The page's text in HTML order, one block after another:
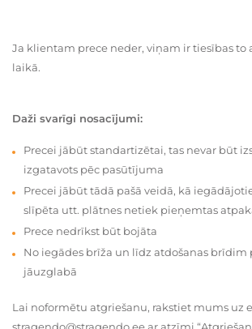
Ja klientam prece neder, viņam ir tiesības to
laikā.
Daži svarīgi nosacījumi:
Precei jābūt standartizētai, tas nevar būt
izgatavots pēc pasūtījuma
Precei jābūt tādā pašā veidā, kā
slīpēta utt. plātnes netiek pieņemtas
Prece nedrīkst būt bojāta
No iegādes brīža un līdz atdošanas brīdim
jāuzglabā
Lai noformētu atgriešanu, rakstiet mums uz